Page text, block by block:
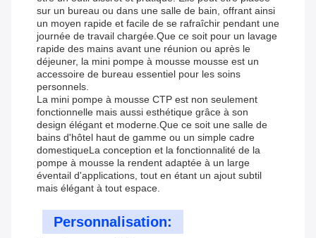
sur un bureau ou dans une salle de bain, offrant ainsi
un moyen rapide et facile de se rafraîchir pendant une
journée de travail chargée.Que ce soit pour un lavage
rapide des mains avant une réunion ou après le
déjeuner, la mini pompe à mousse mousse est un
accessoire de bureau essentiel pour les soins
personnels.
La mini pompe à mousse CTP est non seulement
fonctionnelle mais aussi esthétique grâce à son
design élégant et moderne.Que ce soit une salle de
bains d'hôtel haut de gamme ou un simple cadre
domestiqueLa conception et la fonctionnalité de la
pompe à mousse la rendent adaptée à un large
éventail d'applications, tout en étant un ajout subtil
mais élégant à tout espace.
Personnalisation: